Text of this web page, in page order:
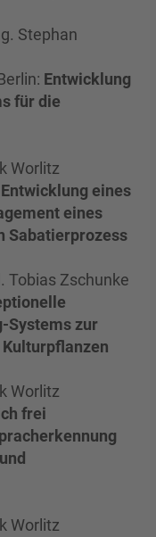
Stephan
Entwicklung
für die
Worlitz
Entwicklung eines
eines
Sabatierprozess
Tobias Zschunke
Systems zur
Worlitz
frei
Worlitz